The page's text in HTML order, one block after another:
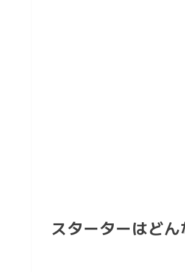
スターターはど